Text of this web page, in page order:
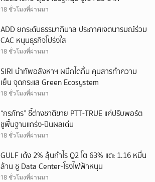
18 ชั่วโมงที่ผ่านมา
ADD ยกระดับธรรมาภิบาล ประกาศเจตนารมณ์ร่วม
CAC หนุนธุรกิจโปร่งใส
18 ชั่วโมงที่ผ่านมา
SIRI นำทัพอสังหาฯ ผนึกไดกิ้น คุมสารทำความ
เย็น จุดกระแส Green Ecosystem
18 ชั่วโมงที่ผ่านมา
“กรภัทร” ชี้ต่างชาติขาย PTT-TRUE แค่ปรับพอร์ต
ชูพื้นฐานแกร่ง-ปันผลเด่น
18 ชั่วโมงที่ผ่านมา
GULF เด้ง 2% ลุ้นกำไร Q2 โต 63% แตะ 1.16 หมื่น
ล้าน ชู Data Center-โรงไฟฟ้าหนุน
18 ชั่วโมงที่ผ่านมา